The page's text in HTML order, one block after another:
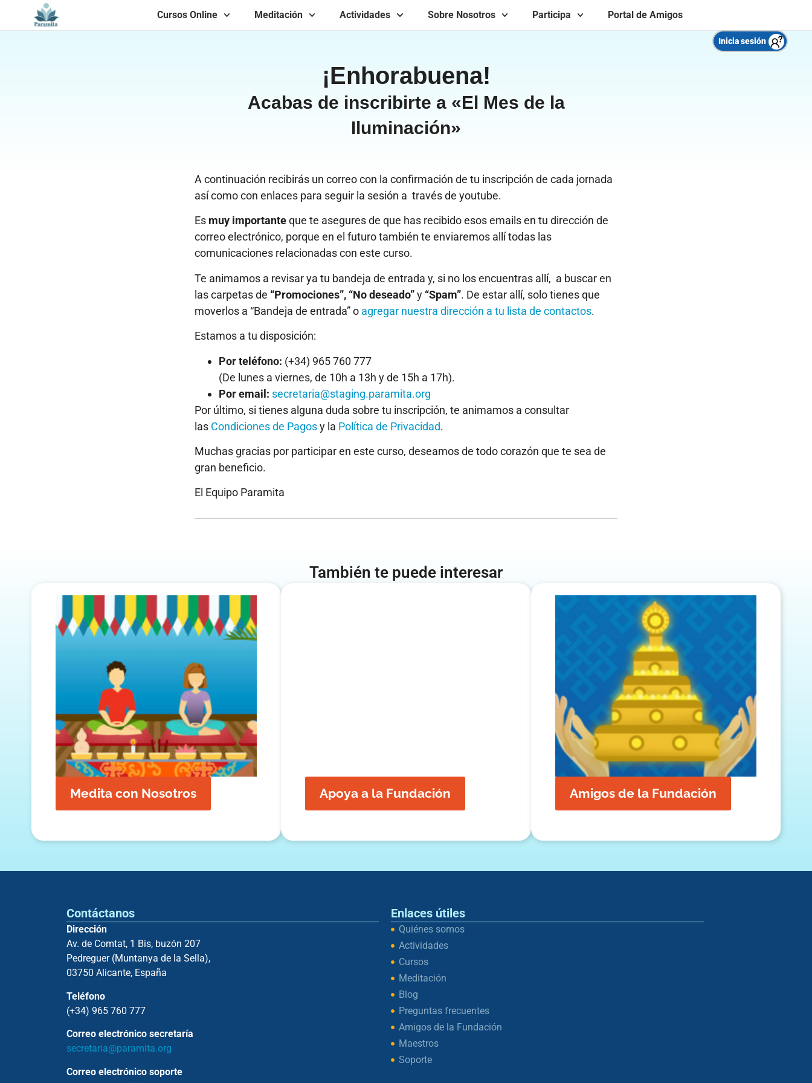
Inicia sesión
Cursos Online Meditación Actividades Sobre Nosotros Participa Portal de Amigos
¡Enhorabuena!
Acabas de inscribirte a «El Mes de la
Iluminación»
A continuación recibirás un correo con la confirmación de tu inscripción de cada jornada
así como con enlaces para seguir la sesión a través de youtube.
Es muy importanteque te asegures de que has recibido esos emails en tu dirección de
correo electrónico, porque en el futuro también te enviaremos allí todas las
comunicaciones relacionadas con este curso.
Te animamos a revisar ya tu bandeja de entrada y, si no los encuentras allí, a buscar en
las carpetas de “Promociones”, “No deseado”y “Spam”. De estar allí, solo tienes que
moverlos a “Bandeja de entrada” o agregar nuestra dirección a tu lista de contactos.
Estamos a tu disposición:
Por teléfono: (+34) 965 760 777
(De lunes a viernes, de 10h a 13h y de 15h a 17h).
Por email: secretaria@staging.paramita.org
Por último, si tienes alguna duda sobre tu inscripción, te animamos a consultar
las Condiciones de Pagosy la Política de Privacidad.
Muchas gracias por participar en este curso, deseamos de todo corazón que te sea de
gran beneficio.
El Equipo Paramita
También te puede interesar
Medita con Nosotros Apoya a la Fundación Amigos de la Fundación
Contáctanos
Dirección
Av. de Comtat, 1 Bis, buzón 207
Pedreguer (Muntanya de la Sella),
03750 Alicante, España
Teléfono
(+34) 965 760 777
Correo electrónico secretaría
secretaria@paramita.org
Correo electrónico soporte
Enlaces útiles
Quiénes somos
Actividades
Cursos
Meditación
Blog
Preguntas frecuentes
Amigos de la Fundación
Maestros
Soporte